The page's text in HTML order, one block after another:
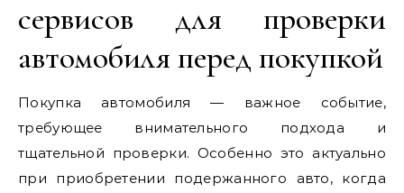
сервисов для проверки
автомобиля перед покупкой
Покупка автомобиля — важное событие,
требующее внимательного подхода и
тщательной проверки. Особенно это актуально
при приобретении подержанного авто, когда